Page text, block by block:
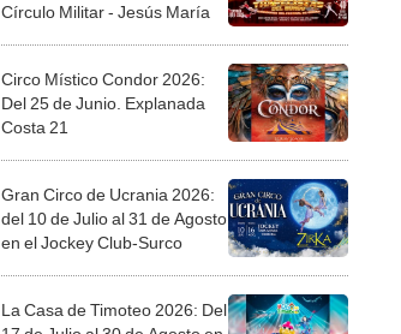
Círculo Militar - Jesús María
Circo Místico Condor 2026:
Del 25 de Junio. Explanada
Costa 21
Gran Circo de Ucrania 2026:
del 10 de Julio al 31 de Agosto
en el Jockey Club-Surco
La Casa de Timoteo 2026: Del